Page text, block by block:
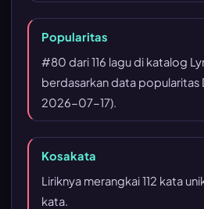
Popularitas
#80 dari 116 lagu di katalog
berdasarkan data popularitas
2026-07-17).
Kosakata
Liriknya merangkai 112 kata
kata.